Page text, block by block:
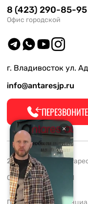
8 (423) 290-85-95
Офис городской
г. Владивосток ул.
info@antaresjp.ru
2008-2026 ООО
ОГРН 1132537005061
Политика